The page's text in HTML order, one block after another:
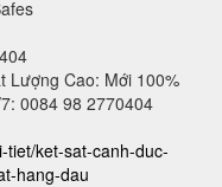
Lượng Cao: Mới 100%
0084 98 2770404
tiet/ket-sat-canh-duc-
hang-dau